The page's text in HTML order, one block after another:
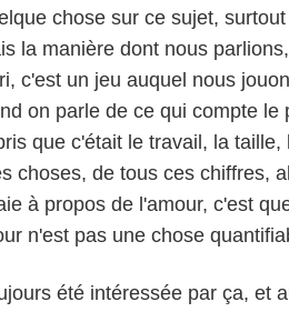
chose sur ce sujet,
la manière dont nous
c'est un jeu auquel nous
on parle de ce qui compte le
que c'était le travail, la
choses, de tous ces chiffres,
à propos de l'amour, c'est
n'est pas une chose
été intéressée par ça, et